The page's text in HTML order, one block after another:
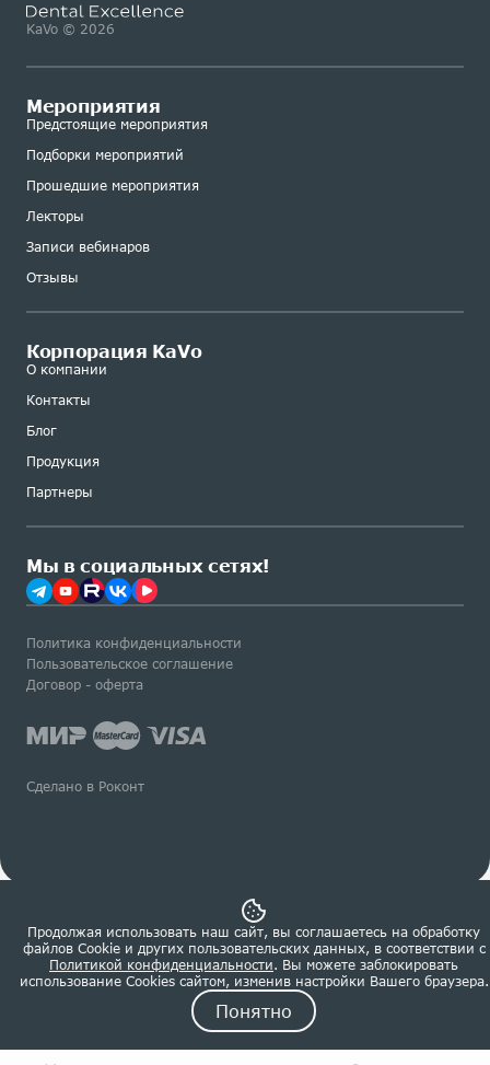
KaVo © 2026
Мероприятия
Предстоящие мероприятия
Подборки мероприятий
Прошедшие мероприятия
Лекторы
Записи вебинаров
Отзывы
Корпорация KaVo
О компании
Контакты
Блог
Продукция
Партнеры
Мы в социальных сетях!
Политика конфиденциальности
Пользовательское соглашение
Договор - оферта
Сделано в Роконт
Продолжая использовать наш сайт, вы соглашаетесь на обработку
файлов Сookie и других пользовательских данных, в соответствии с
Политикой конфиденциальности. Вы можете заблокировать
использование Cookies сайтом, изменив настройки Вашего браузера.
Понятно